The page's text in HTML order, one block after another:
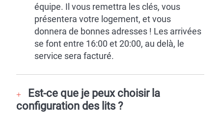
équipe. Il vous remettra les clés, vous
présentera votre logement, et vous
donnera de bonnes adresses ! Les arrivées
se font entre 16:00 et 20:00, au delà, le
service sera facturé.
Est-ce que je peux choisir la
configuration des lits ?